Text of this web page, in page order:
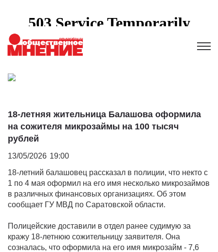
18-летняя жительница Балашова оформила
на сожителя микрозаймы на 100 тысяч
рублей
13/05/2026 19:00
18-летний балашовец рассказал в полиции, что некто с
1 по 4 мая оформил на его имя несколько микрозаймов
в различных финансовых организациях. Об этом
сообщает ГУ МВД по Саратовской области.
Полицейские доставили в отдел ранее судимую за
кражу 18-летнюю сожительницу заявителя. Она
созналась, что оформила на его имя микрозайм - 7,6